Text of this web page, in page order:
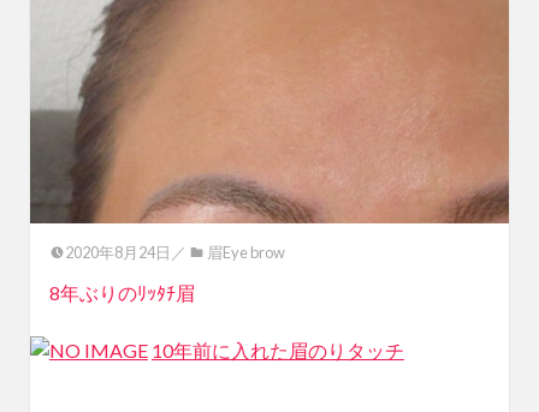
2020年8月24日／ 眉Eye brow
8年ぶりのﾘｯﾀﾁ眉
10年前に入れた眉のりタッチ